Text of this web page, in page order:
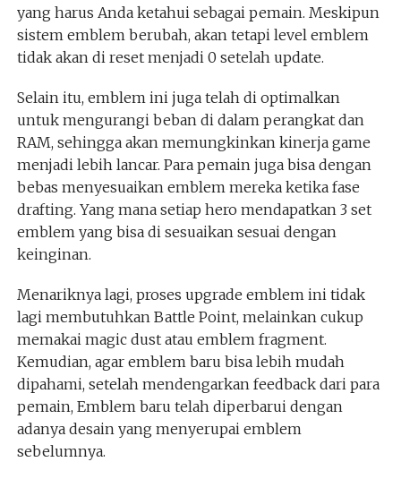
yang harus Anda ketahui sebagai pemain. Meskipun
sistem emblem berubah, akan tetapi level emblem
tidak akan di reset menjadi 0 setelah update.
Selain itu, emblem ini juga telah di optimalkan
untuk mengurangi beban di dalam perangkat dan
RAM, sehingga akan memungkinkan kinerja game
menjadi lebih lancar. Para pemain juga bisa dengan
bebas menyesuaikan emblem mereka ketika fase
drafting. Yang mana setiap hero mendapatkan 3 set
emblem yang bisa di sesuaikan sesuai dengan
keinginan.
Menariknya lagi, proses upgrade emblem ini tidak
lagi membutuhkan Battle Point, melainkan cukup
memakai magic dust atau emblem fragment.
Kemudian, agar emblem baru bisa lebih mudah
dipahami, setelah mendengarkan feedback dari para
pemain, Emblem baru telah diperbarui dengan
adanya desain yang menyerupai emblem
sebelumnya.